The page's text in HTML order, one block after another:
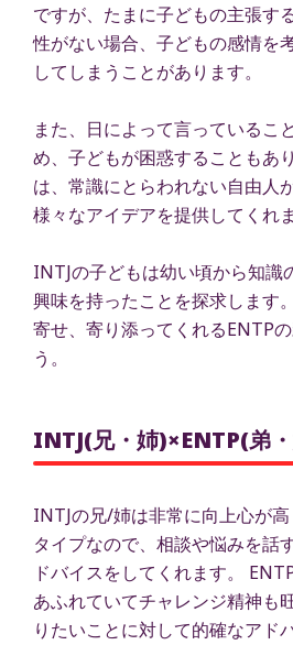
ですが、たまに子どもの主張す
性がない場合、子どもの感情を
してしまうことがあります。
また、日によって言っているこ
め、子どもが困惑することもあ
は、常識にとらわれない自由人
様々なアイデアを提供してくれま
INTJの子どもは幼い頃から知識
興味を持ったことを探求します
寄せ、寄り添ってくれるENTP
う。
INTJ(兄・姉)×ENTP(弟
INTJの兄/姉は非常に向上心が
タイプなので、相談や悩みを話
ドバイスをしてくれます。
あふれていてチャレンジ精神も
りたいことに対して的確なアド